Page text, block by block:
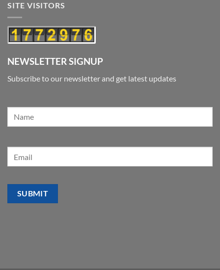
SITE VISITORS
NEWSLETTER SIGNUP
Subscribe to our newsletter and get latest updates